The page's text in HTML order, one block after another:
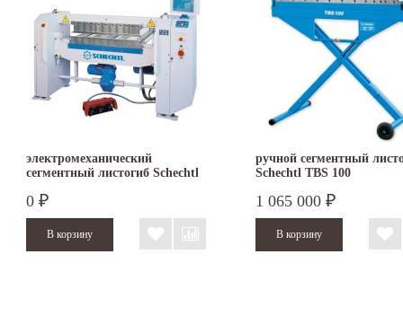
электромеханический
сегментный листогиб Schechtl
0 ₽
ручной сегментный
Schechtl TBS 100
1 065 000 ₽